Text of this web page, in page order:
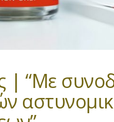
| “Με